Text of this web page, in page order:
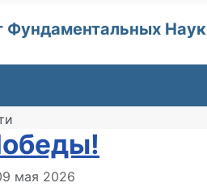
Фундаментальных Наук
мая 2026